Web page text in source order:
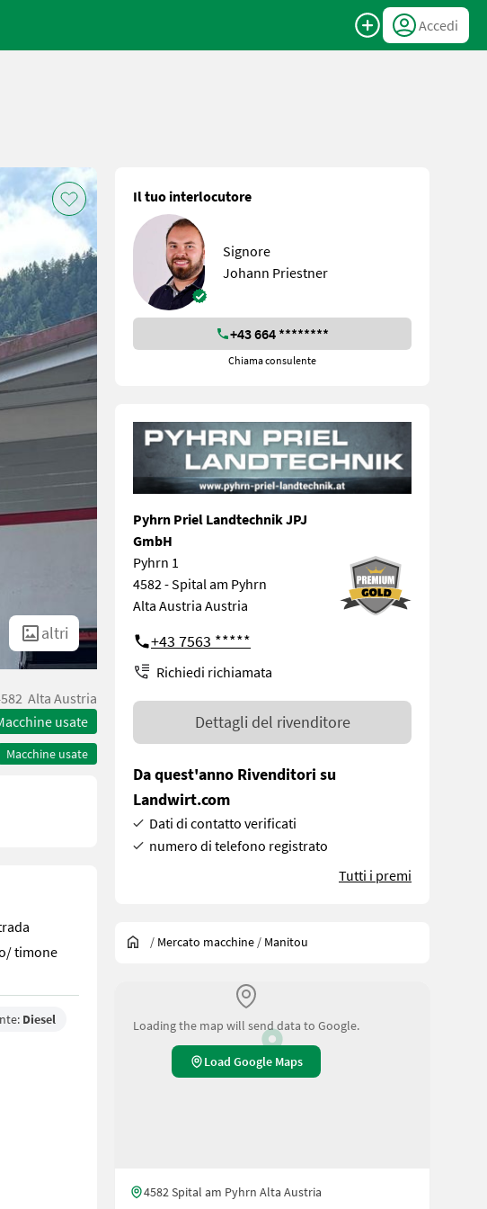
Accedi
altri
Alta Austria
usate
Macchine usate
timone
Diesel
Il tuo interlocutore
Signore
Johann Priestner
+43 664 ********
Chiama consulente
Pyhrn Priel Landtechnik JPJ
GmbH
Pyhrn 1
4582 - Spital am Pyhrn
Alta Austria Austria
+43 7563 *****
Richiedi richiamata
Dettagli del rivenditore
Da quest'anno Rivenditori su
Landwirt.com
Dati di contatto verificati
numero di telefono registrato
Tutti i premi
/ Mercato macchine / Manitou
Loading the map will send data to Google.
Load Google Maps
4582 Spital am Pyhrn Alta Austria